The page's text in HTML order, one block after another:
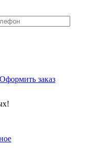
Оформить заказ